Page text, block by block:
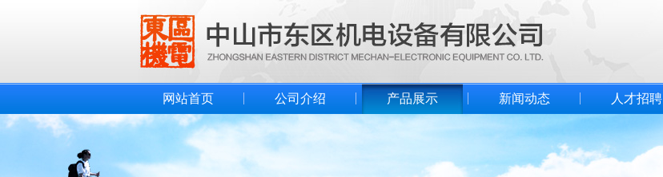
网站首页 公司介绍 产品展示 新闻动态 人才招聘